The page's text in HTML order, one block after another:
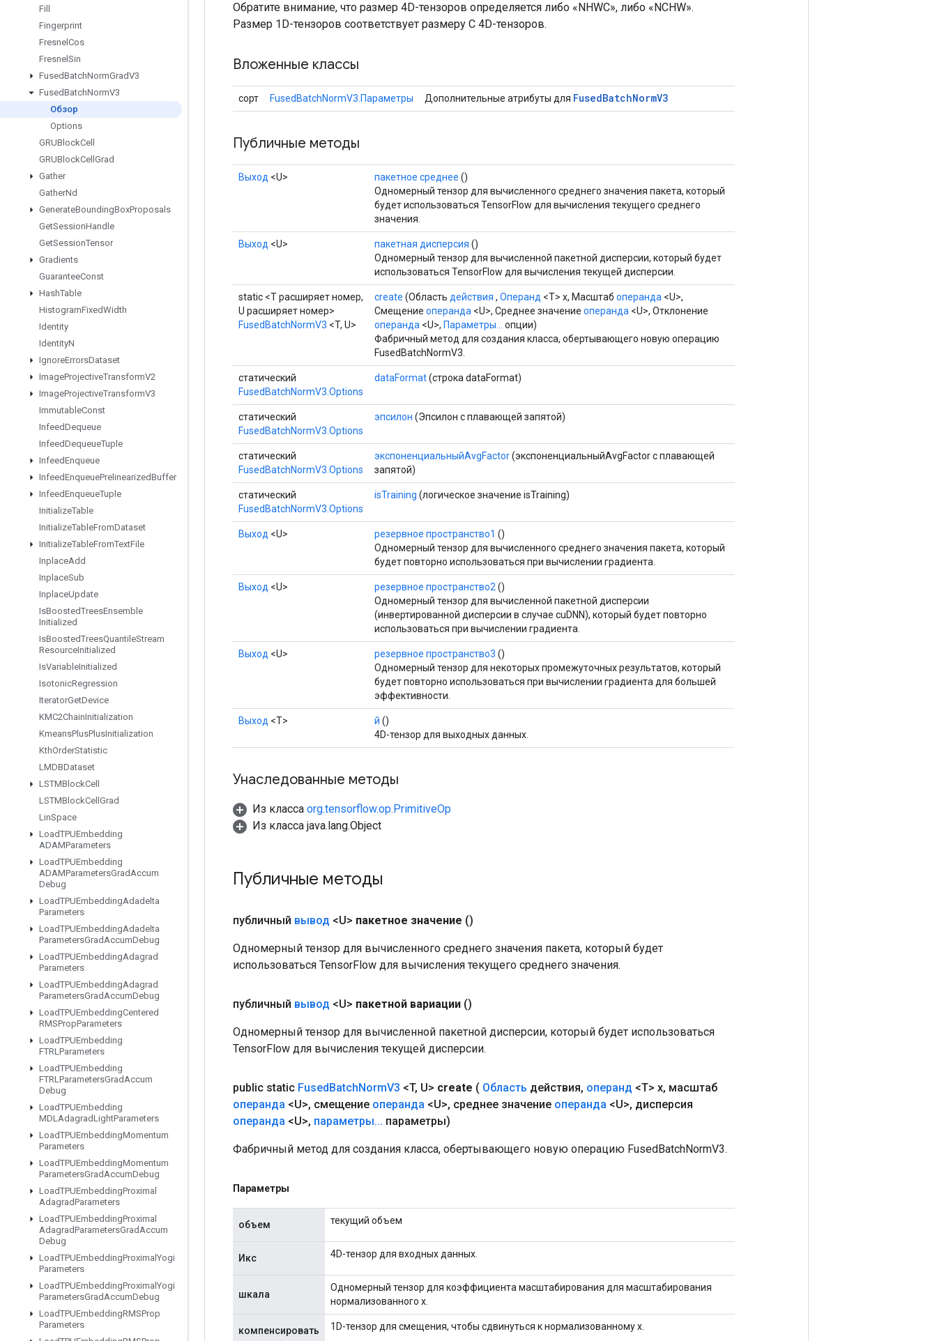
Fill
Fingerprint
Fresnel Cos
Fresnel Sin
FusedBatchNormGradV3
FusedBatchNormV3
Обзор
Options
GRUBlockCell
GRUBlockCell Grad
Gather
GatherNd
GenerateBoundingBoxProposals
GetSessionHandle
GetSessionTensor
Gradients
GuaranteeConst
HashTable
HistogramFixedWidth
Identity
IdentityN
IgnoreErrorsDataset
ImageProjectiveTransformV2
ImageProjectiveTransformV3
ImmutableConst
InfeedDequeue
InfeedDequeueTuple
InfeedEnqueue
InfeedEnqueuePrelinearizedBuffer
InfeedEnqueueTuple
InitializeTable
InitializeTableFromDataset
InitializeTableFromTextFile
InplaceAdd
InplaceSub
InplaceUpdate
IsBoostedTreesEnsemble
Initialized
IsBoostedTreesQuantileStream
ResourceInitialized
IsVariableInitialized
IsotonicRegression
IteratorGetDevice
KMC2ChainInitialization
KmeansPlusPlusInitialization
KthOrderStatistic
LMDBDataset
LSTMBlockCell
LSTMBlockCell Grad
LinSpace
LoadTPUEmbedding
ADAMParameters
LoadTPUEmbedding
ADAMParametersGradAccum
Debug
LoadTPUEmbeddingAdadelta
Parameters
LoadTPUEmbeddingAdadelta
ParametersGradAccumDebug
LoadTPUEmbeddingAdagrad
Parameters
LoadTPUEmbeddingAdagrad
ParametersGradAccumDebug
LoadTPUEmbeddingCentered
RMSPropParameters
LoadTPUEmbedding
FTRLParameters
LoadTPUEmbedding
FTRLParametersGradAccum
Debug
LoadTPUEmbedding
MDLAdagradLightParameters
LoadTPUEmbeddingMomentum
Parameters
LoadTPUEmbeddingMomentum
ParametersGradAccumDebug
LoadTPUEmbeddingProximal
AdagradParameters
LoadTPUEmbeddingProximal
AdagradParametersGradAccum
Debug
LoadTPUEmbeddingProximal Yogi
Parameters
LoadTPUEmbeddingProximal Yogi
ParametersGradAccumDebug
LoadTPUEmbeddingRMSProp
Parameters
Обратите внимание, что размер 4D-тензоров определяется либо «NHWC», либо «NCHW».
Размер 1D-тензоров соответствует размеру C 4D-тензоров.
Вложенные классы
сорт FusedBatchNormV3.Параметры Дополнительные атрибуты для FusedBatchNormV3
Публичные методы
Выход <U> пакетное среднее ()
Одномерный тензор для вычисленного среднего значения пакета, который
будет использоваться TensorFlow для вычисления текущего среднего
значения.
Выход <U> пакетная дисперсия ()
Одномерный тензор для вычисленной пакетной дисперсии, который будет
использоваться TensorFlow для вычисления текущей дисперсии.
static <T расширяет номер,
U расширяет номер>
FusedBatchNormV3 <T, U>
create (Область действия , Операнд <T> x, Масштаб операнда <U>,
Смещение операнда <U>, Среднее значение операнда <U>, Отклонение
операнда <U>, Параметры...
опции)
Фабричный метод для создания класса, обертывающего новую операцию
FusedBatchNormV3.
статический
FusedBatchNormV3.Options
dataFormat(строка dataFormat)
статический
FusedBatchNormV3.Options
эпсилон (Эпсилон с плавающей запятой)
статический
FusedBatchNormV3.Options
экспоненциальныйAvgFactor(экспоненциальныйAvgFactor с плавающей
запятой)
статический
FusedBatchNormV3.Options
isTraining (логическое значение isTraining)
Выход <U> резервное пространство1 ()
Одномерный тензор для вычисленного среднего значения пакета, который
будет повторно использоваться при вычислении градиента.
Выход <U> резервное пространство2 ()
Одномерный тензор для вычисленной пакетной дисперсии
(инвертированной дисперсии в случае cuDNN), который будет повторно
использоваться при вычислении градиента.
Выход <U> резервное пространство3 ()
Одномерный тензор для некоторых промежуточных результатов, который
будет повторно использоваться при вычислении градиента для большей
эффективности.
Выход <Т> й ()
4D-тензор для выходных данных.
Унаследованные методы
Из класса org.tensorflow.op.PrimitiveOp
Из класса java.lang.Object
Публичные методы
публичный вывод <U> пакетное значение ()
Одномерный тензор для вычисленного среднего значения пакета, который будет
использоваться TensorFlow для вычисления текущего среднего значения.
публичный вывод <U> пакетной вариации ()
Одномерный тензор для вычисленной пакетной дисперсии, который будет использоваться
TensorFlow для вычисления текущей дисперсии.
public static FusedBatchNormV3 <T, U> create ( Область действия, операнд <T> x, масштаб
операнда <U>, смещение операнда <U>, среднее значение операнда <U>, дисперсия
операнда <U>, параметры... параметры)
Фабричный метод для создания класса, обертывающего новую операцию FusedBatchNormV3.
Параметры
объем текущий объем
Икс 4D-тензор для входных данных.
шкала
Одномерный тензор для коэффициента масштабирования для масштабирования
нормализованного x.
компенсировать 1D-тензор для смещения, чтобы сдвинуться к нормализованному x.